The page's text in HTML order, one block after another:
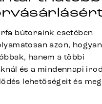
bútoraink esetében
azon,
hanem a többi
és a mindennapi
lehetőségeit és